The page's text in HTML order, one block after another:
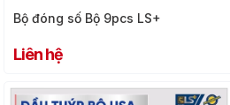
Bộ đóng số Bộ 9pcs LS+
Liên hệ